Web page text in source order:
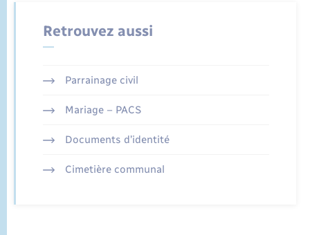
Retrouvez aussi
Parrainage civil
Mariage – PACS
Documents d’identité
Cimetière communal